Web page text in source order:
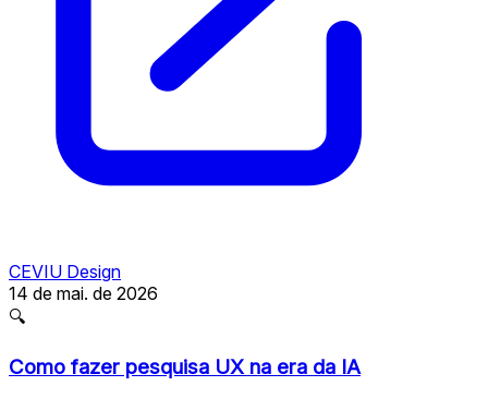
CEVIU Design
14 de mai. de 2026
🔍
Como fazer pesquisa UX na era da IA